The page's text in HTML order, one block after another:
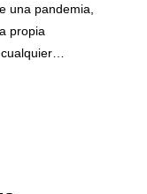
una pandemia,
propia
cualquier…